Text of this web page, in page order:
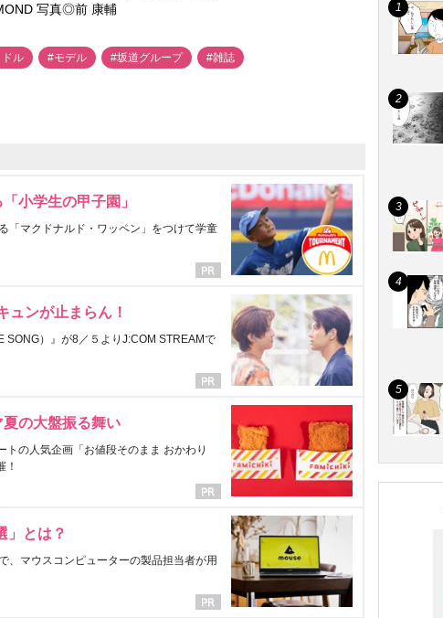
写真◎前 康輔
ル #モデル #坂道グループ #雑誌
小学生の甲子園」
「マクドナルド・ワッペン」をつけて学童
ュンが止まらん！
SONG）』が8／５よりJ:COM STREAMで
の大盤振る舞い
の人気企画「お値段そのまま おかわり
！
」とは？
、マウスコンピューターの製品担当者が用